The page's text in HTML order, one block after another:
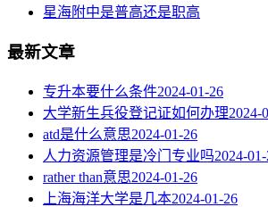
星海附中是普高还是职高
最新文章
专升本要什么条件2024-01-26
大学新生兵役登记证如何办理2024-
atd是什么意思2024-01-26
人力资源管理是冷门专业吗2024-
rather than意思2024-01-26
上海海洋大学是几本2024-01-26